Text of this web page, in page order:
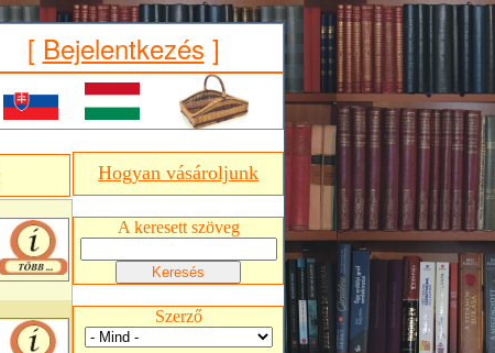
[ Bejelentkezés ]
Hogyan vásároljunk
A keresett szöveg
Szerző